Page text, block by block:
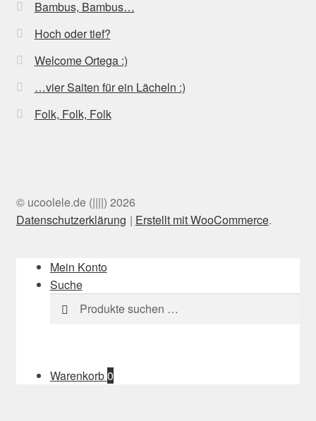
Bambus, Bambus…
Hoch oder tief?
Welcome Ortega :)
…vier Saiten für ein Lächeln :)
Folk, Folk, Folk
© ucoolele.de (||||) 2026
Datenschutzerklärung
Erstellt mit WooCommerce.
Mein Konto
Suche
Suchen
nach:
Suchen
Warenkorb0